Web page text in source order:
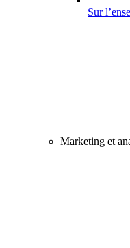
Sur
Marketing et